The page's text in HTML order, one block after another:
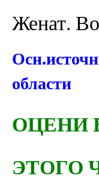
Женат.
области
ОЦЕНИ
ЭТОГО